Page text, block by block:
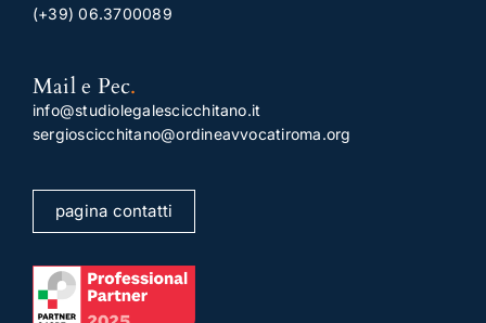
(+39) 06.3700089
Mail e Pec.
info@studiolegalescicchitano.it
sergioscicchitano@ordineavvocatiroma.org
pagina contatti